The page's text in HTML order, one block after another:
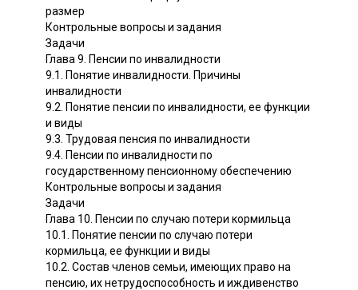
размер
Контрольные вопросы и задания
Задачи
Глава 9. Пенсии по инвалидности
9.1. Понятие инвалидности. Причины
инвалидности
9.2. Понятие пенсии по инвалидности, ее функции
и виды
9.3. Трудовая пенсия по инвалидности
9.4. Пенсии по инвалидности по
государственному пенсионному обеспечению
Контрольные вопросы и задания
Задачи
Глава 10. Пенсии по случаю потери кормильца
10.1. Понятие пенсии по случаю потери
кормильца, ее функции и виды
10.2. Состав членов семьи, имеющих право на
пенсию, их нетрудоспособность и иждивенство